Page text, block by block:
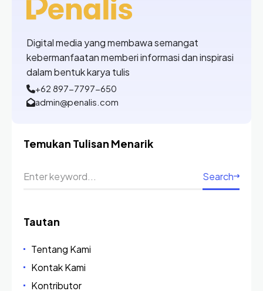
Digital media yang membawa semangat
kebermanfaatan memberi informasi dan inspirasi
dalam bentuk karya tulis
+62 897-7797-650
admin@penalis.com
Temukan Tulisan Menarik
Search
Tautan
Tentang Kami
Kontak Kami
Kontributor